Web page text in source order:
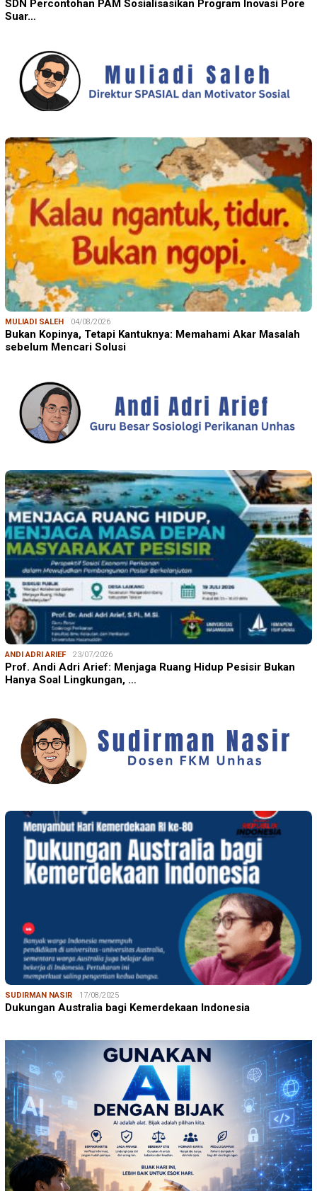
SDN Percontohan PAM Sosialisasikan Program Inovasi Pore
Suar…
MULIADI SALEH 04/08/2026
Bukan Kopinya, Tetapi Kantuknya: Memahami Akar Masalah
sebelum Mencari Solusi
ANDI ADRI ARIEF 23/07/2026
Prof. Andi Adri Arief: Menjaga Ruang Hidup Pesisir Bukan
Hanya Soal Lingkungan, …
SUDIRMAN NASIR 17/08/2025
Dukungan Australia bagi Kemerdekaan Indonesia